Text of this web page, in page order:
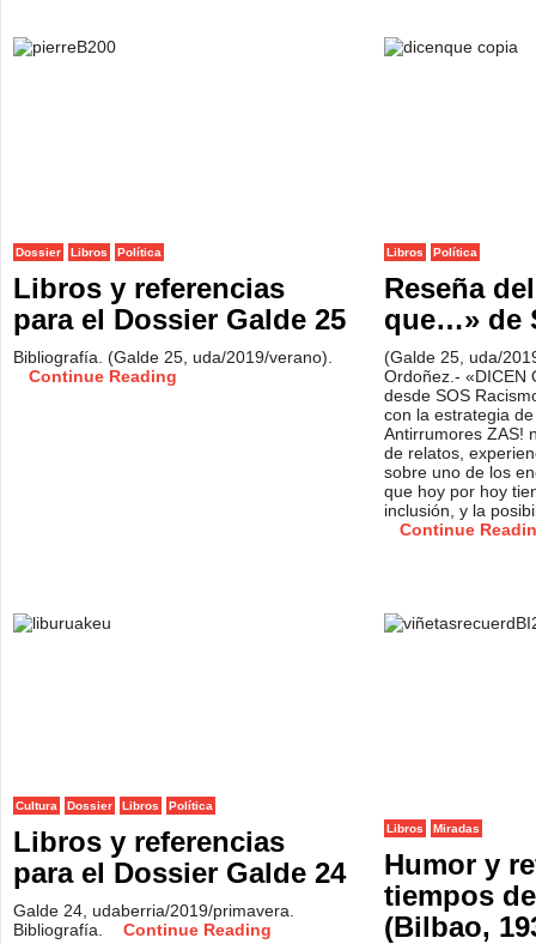
Dossier Libros Política
Libros y referencias
para el Dossier Galde 25
Bibliografía. (Galde 25, uda/2019/verano).
Continue Reading
Libros Política
Reseña
que…» de
(Galde 25, uda/
Ordoñez.-
desde SOS
con la estrategia
Antirrumores ZAS!
de relatos,
sobre uno de los
que hoy por hoy
inclusión, y la
Continue
Cultura Dossier Libros Política
Libros y referencias
para el Dossier Galde 24
Galde 24, udaberria/2019/primavera.
Bibliografía.
Continue Reading
Libros Miradas
Humor y
tiempos
(Bilbao,